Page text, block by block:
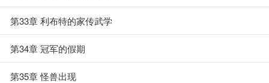
第33章 利布特的家传武学
第34章 冠军的假期
第35章 怪兽出现